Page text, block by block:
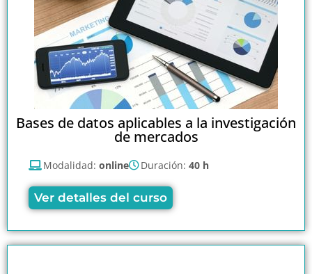
Bases de datos aplicables a la investigación
de mercados
Modalidad: online Duración: 40 h
Ver detalles del curso